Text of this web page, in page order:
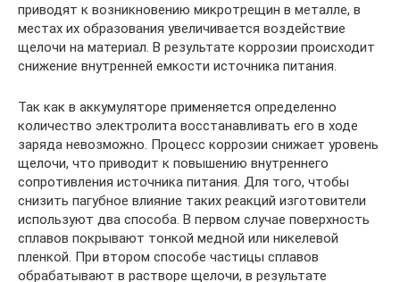
приводят к возникновению микротрещин в металле, в
местах их образования увеличивается воздействие
щелочи на материал. В результате коррозии происходит
снижение внутренней емкости источника питания.
Так как в аккумуляторе применяется определенно
количество электролита восстанавливать его в ходе
заряда невозможно. Процесс коррозии снижает уровень
щелочи, что приводит к повышению внутреннего
сопротивления источника питания. Для того, чтобы
снизить пагубное влияние таких реакций изготовители
используют два способа. В первом случае поверхность
сплавов покрывают тонкой медной или никелевой
пленкой. При втором способе частицы сплавов
обрабатывают в растворе щелочи, в результате